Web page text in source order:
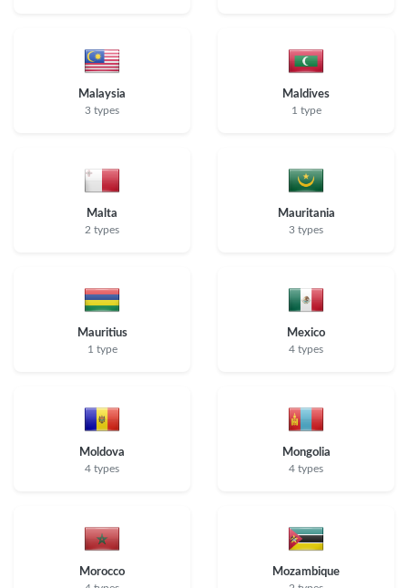
Malaysia
3 types
Maldives
1 type
Malta
2 types
Mauritania
3 types
Mauritius
1 type
Mexico
4 types
Moldova
4 types
Mongolia
4 types
Morocco Mozambique